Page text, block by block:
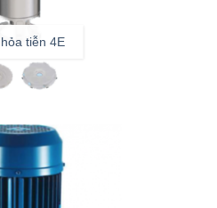
tiễn 4E